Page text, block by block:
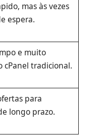
mas às vezes
espera.
e muito
cPanel tradicional.
para
longo prazo.